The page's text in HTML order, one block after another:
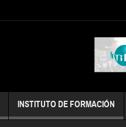
INSTITUTO DE FORMACIÓN